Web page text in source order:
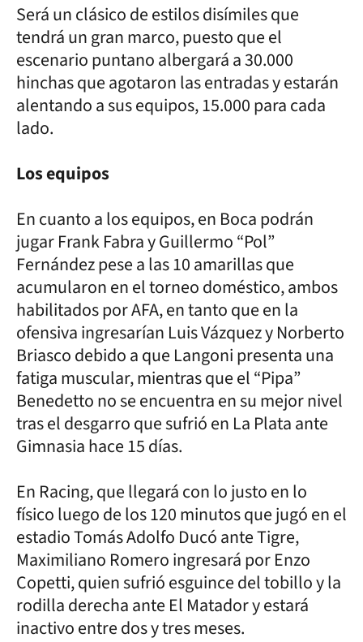
Será un clásico de estilos disímiles que
tendrá un gran marco, puesto que el
escenario puntano albergará a 30.000
hinchas que agotaron las entradas y estarán
alentando a sus equipos, 15.000 para cada
lado.
Los equipos
En cuanto a los equipos, en Boca podrán
jugar Frank Fabra y Guillermo “Pol”
Fernández pese a las 10 amarillas que
acumularon en el torneo doméstico, ambos
habilitados por AFA, en tanto que en la
ofensiva ingresarían Luis Vázquez y Norberto
Briasco debido a que Langoni presenta una
fatiga muscular, mientras que el “Pipa”
Benedetto no se encuentra en su mejor nivel
tras el desgarro que sufrió en La Plata ante
Gimnasia hace 15 días.
En Racing, que llegará con lo justo en lo
físico luego de los 120 minutos que jugó en el
estadio Tomás Adolfo Ducó ante Tigre,
Maximiliano Romero ingresará por Enzo
Copetti, quien sufrió esguince del tobillo y la
rodilla derecha ante El Matador y estará
inactivo entre dos y tres meses.